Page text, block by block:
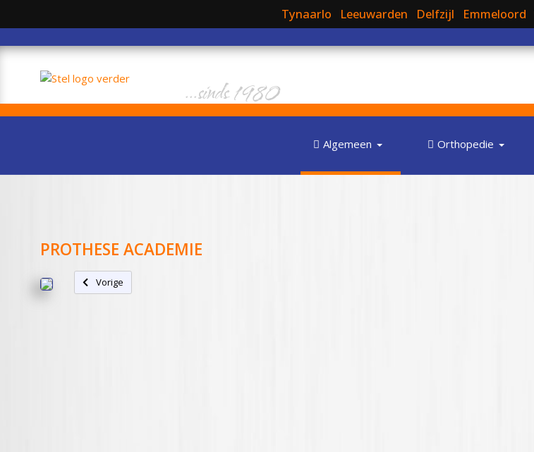
Tynaarlo Leeuwarden Delfzijl Emmeloord
...sinds 1980
Algemeen Orthopedie
PROTHESE ACADEMIE
Vorig artikel: Nieuw: Stel Orthopedie bij Kamsma Schoenen in Leeuwarden
Vorige